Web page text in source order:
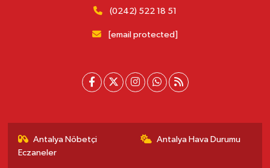
(0242) 522 18 51
[email protected]
Antalya Nöbetçi
Eczaneler
Antalya Hava Durumu